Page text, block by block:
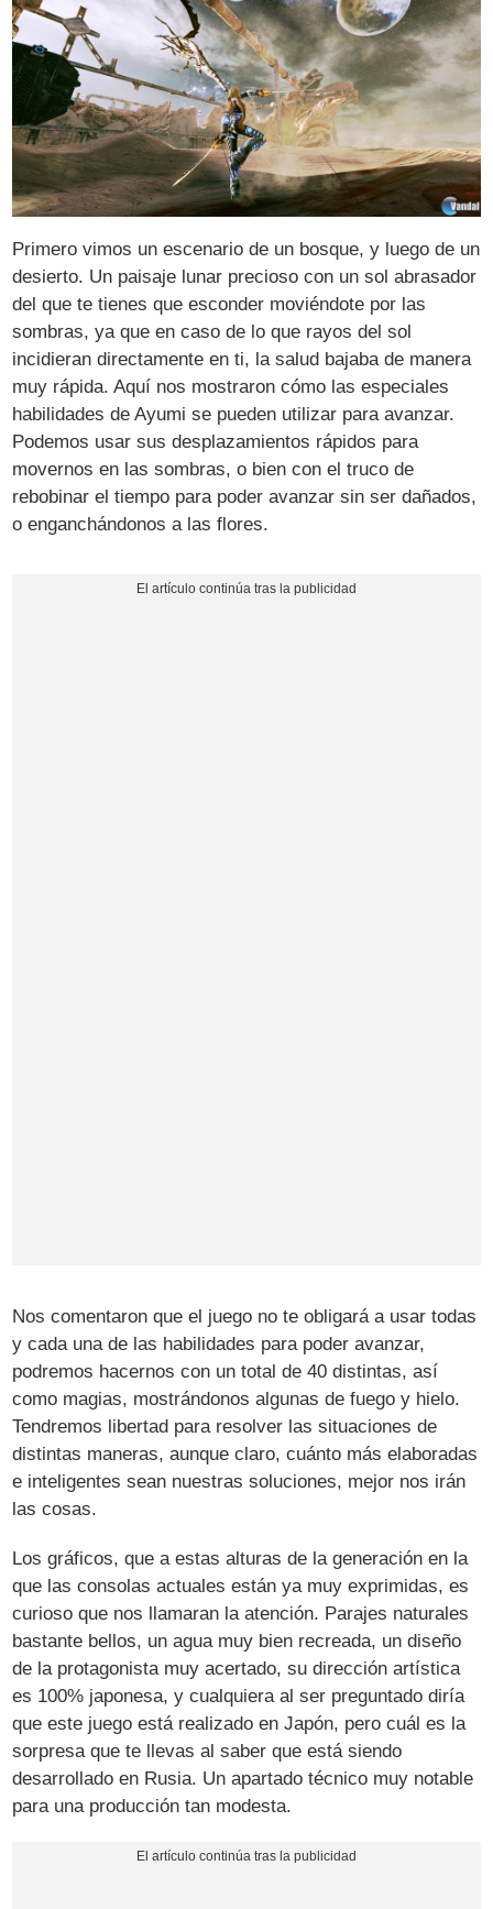
Primero vimos un escenario de un bosque, y luego de un
desierto. Un paisaje lunar precioso con un sol abrasador
del que te tienes que esconder moviéndote por las
sombras, ya que en caso de lo que rayos del sol
incidieran directamente en ti, la salud bajaba de manera
muy rápida. Aquí nos mostraron cómo las especiales
habilidades de Ayumi se pueden utilizar para avanzar.
Podemos usar sus desplazamientos rápidos para
movernos en las sombras, o bien con el truco de
rebobinar el tiempo para poder avanzar sin ser dañados,
o enganchándonos a las flores.
Nos comentaron que el juego no te obligará a usar todas
y cada una de las habilidades para poder avanzar,
podremos hacernos con un total de 40 distintas, así
como magias, mostrándonos algunas de fuego y hielo.
Tendremos libertad para resolver las situaciones de
distintas maneras, aunque claro, cuánto más elaboradas
e inteligentes sean nuestras soluciones, mejor nos irán
las cosas.
Los gráficos, que a estas alturas de la generación en la
que las consolas actuales están ya muy exprimidas, es
curioso que nos llamaran la atención. Parajes naturales
bastante bellos, un agua muy bien recreada, un diseño
de la protagonista muy acertado, su dirección artística
es 100% japonesa, y cualquiera al ser preguntado diría
que este juego está realizado en Japón, pero cuál es la
sorpresa que te llevas al saber que está siendo
desarrollado en Rusia. Un apartado técnico muy notable
para una producción tan modesta.